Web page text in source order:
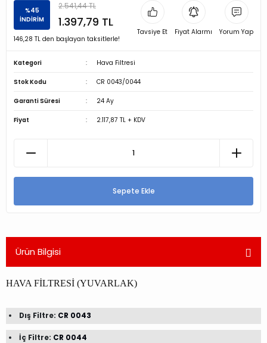
%45
İNDİRİM
2.541,44 TL
1.397,79 TL
146,28 TL den başlayan taksitlerle!
Tavsiye Et Fiyat Alarmı Yorum Yap
Kategori Hava Filtresi
Stok Kodu CR 0043/0044
Garanti Süresi 24 Ay
Fiyat 2.117,87 TL + KDV
Sepete Ekle
Ürün Bilgisi
HAVA FİLTRESİ (YUVARLAK)
Dış Filtre: CR 0043
İç Filtre: CR 0044